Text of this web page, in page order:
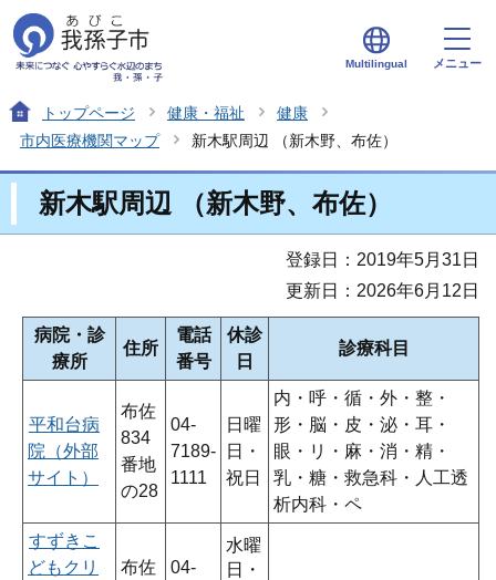
Multilingual メニュー
トップページ 健康・福祉
健康
市内医療機関マップ
新木駅周辺 （新木野、布佐）
新木駅周辺 （新木野、布佐）
登録日：2019年5月31日
更新日：2026年6月12日
病院・診
療所
住所
電話
番号
休診
日
診療科目
平和台病
院（外部
サイト）
布佐
834
番地
の28
04-
7189-
1111
日曜
日・
祝日
内・呼・循・外・整・
形・脳・皮・泌・耳・
眼・リ・麻・消・精・
乳・糖・救急科・人工透
析内科・ペ
すずきこ
どもクリ
布佐
04-
水曜
日・